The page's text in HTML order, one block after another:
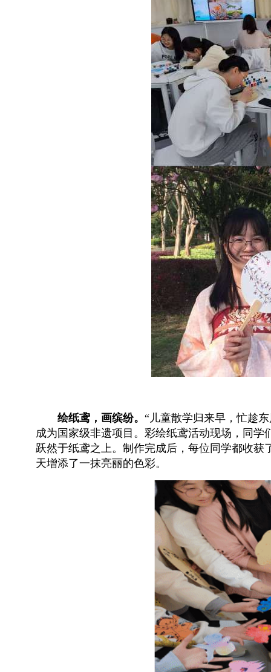
绘纸鸢，画缤纷。 “儿童散学归来早，忙趁
成为国家级非遗项目。彩绘纸鸢活动现场，同
跃然于纸鸢之上。制作完成后，每位同学都收
天增添了一抹亮丽的色彩。